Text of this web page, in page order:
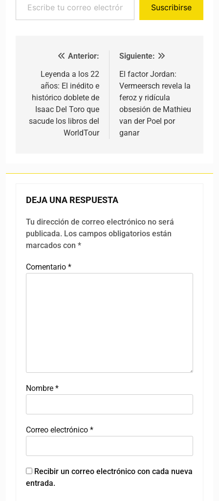
Suscribirse
Navegación de entradas
Anterior:
Leyenda a los 22
años: El inédito e
histórico doblete de
Isaac Del Toro que
sacude los libros del
WorldTour
Siguiente:
El factor Jordan:
Vermeersch revela la
feroz y ridícula
obsesión de Mathieu
van der Poel por
ganar
DEJA UNA RESPUESTA
Tu dirección de correo electrónico no será
publicada. Los campos obligatorios están
marcados con *
Comentario *
Nombre *
Correo electrónico *
Recibir un correo electrónico con cada nueva
entrada.